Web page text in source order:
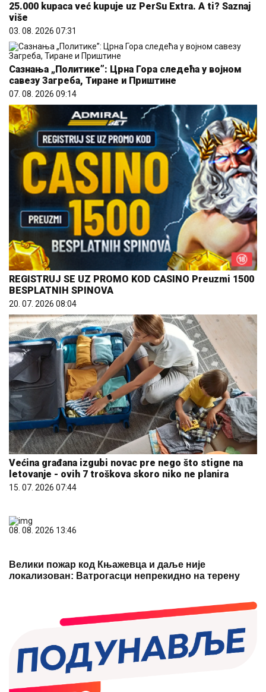
25.000 kupaca već kupuje uz PerSu Extra. A ti? Saznaj
više
03. 08. 2026 07:31
Сазнања „Политике”: Црна Гора следећа у војном
савезу Загреба, Тиране и Приштине
07. 08. 2026 09:14
REGISTRUJ SE UZ PROMO KOD CASINO Preuzmi 1500
BESPLATNIH SPINOVA
20. 07. 2026 08:04
Većina građana izgubi novac pre nego što stigne na
letovanje - ovih 7 troškova skoro niko ne planira
15. 07. 2026 07:44
08. 08. 2026 13:46
Велики пожар код Књажевца и даље није
локализован: Ватрогасци непрекидно на терену